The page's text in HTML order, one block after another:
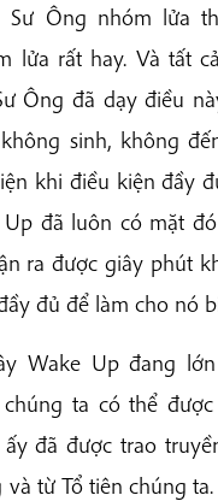
Sư Ông nhóm lửa
lửa rất hay. Và tất
Ông đã dạy điều
sinh, không
khi điều kiện đầy
Up đã luôn có mặt
ra được giây phút
đủ để làm cho nó
Wake Up đang
ta có thể
đã được trao
và từ Tổ tiên chúng